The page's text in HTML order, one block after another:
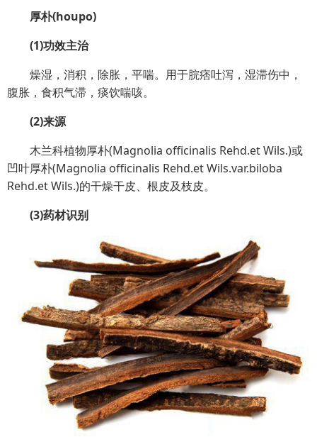
厚朴(houpo)
(1)功效主治
燥湿，消积，除胀，平喘。用于脘痞吐泻，湿滞伤中，
腹胀，食积气滞，痰饮喘咳。
(2)来源
木兰科植物厚朴(Magnolia officinalis Rehd.et Wils.)或
凹叶厚朴(Magnolia officinalis Rehd.et Wils.var.biloba
Rehd.et Wils.)的干燥干皮、根皮及枝皮。
(3)药材识别